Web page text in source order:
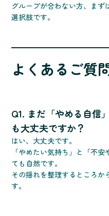
グループが合わない方、まず
選択肢です。
よくあるご質
Q1. まだ「やめる自信
も大丈夫ですか？
はい、大丈夫です。
「やめたい気持ち」と「不
ても自然です。
その揺れを整理するところか
す。